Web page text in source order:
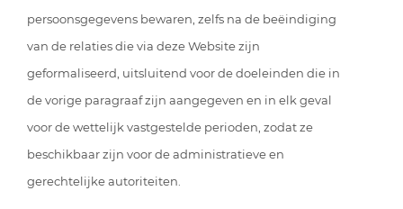
persoonsgegevens bewaren, zelfs na de beëindiging
van de relaties die via deze Website zijn
geformaliseerd, uitsluitend voor de doeleinden die in
de vorige paragraaf zijn aangegeven en in elk geval
voor de wettelijk vastgestelde perioden, zodat ze
beschikbaar zijn voor de administratieve en
gerechtelijke autoriteiten.